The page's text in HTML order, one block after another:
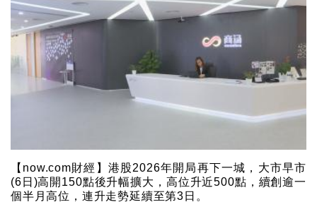
【now.com財經】港股2026年開局再下一城，大市早市
(6日)高開150點後升幅擴大，高位升近500點，續創逾一
個半月高位，連升走勢延續至第3日。